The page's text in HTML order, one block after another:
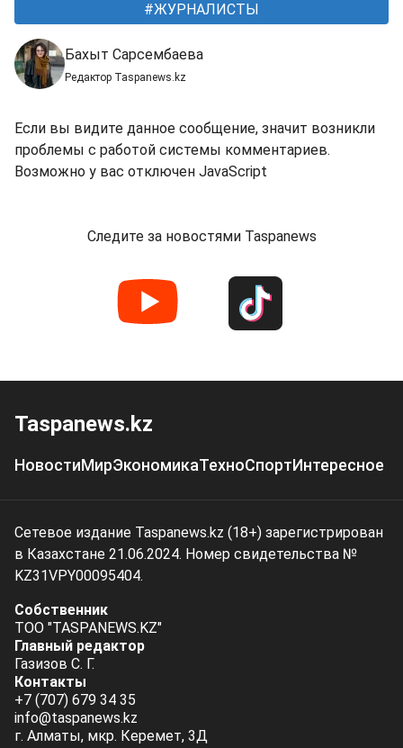
ЖУРНАЛИСТЫ
Бахыт Сарсембаева
Редактор Taspanews.kz
Если вы видите данное сообщение, значит возникли
проблемы с работой системы комментариев.
Возможно у вас отключен JavaScript
Следите за новостями Taspanews
Taspanews.kz
НовостиМирЭкономикаТехноСпортИнтересное
Сетевое издание Taspanews.kz (18+) зарегистрирован
в Казахстане 21.06.2024. Номер свидетельства №
KZ31VPY00095404.
Собственник
ТОО "TASPANEWS.KZ"
Главный редактор
Газизов С. Г.
Контакты
+7 (707) 679 34 35
info@taspanews.kz
г. Алматы, мкр. Керемет, 3Д